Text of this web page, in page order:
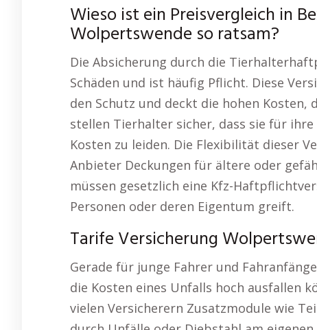
Wieso ist ein Preisvergleich in
Wolpertswende so ratsam?
Die Absicherung durch die
Schäden und ist häufig Pflicht. Diese
den Schutz und deckt die hohen
stellen Tierhalter sicher, dass sie für
Kosten zu leiden. Die Flexibilität dieser
Anbieter Deckungen für ältere oder
müssen gesetzlich eine Kfz-
Personen oder deren Eigentum greift.
Tarife Versicherung
Gerade für junge Fahrer und
die Kosten eines Unfalls hoch ausfallen
vielen Versicherern Zusatzmodule wie